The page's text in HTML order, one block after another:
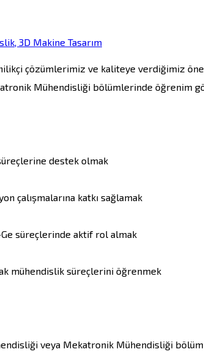
3D Makine Tasarım
çözümlerimiz ve kaliteye verdiğimiz
Mühendisliği bölümlerinde öğrenim
destek olmak
çalışmalarına katkı sağlamak
süreçlerinde aktif rol almak
mühendislik süreçlerini öğrenmek
veya Mekatronik Mühendisliği